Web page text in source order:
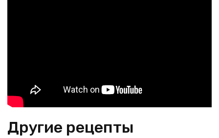
Другие рецепты